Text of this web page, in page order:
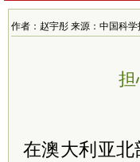
作者：赵宇彤 来源：中国科学
担
在澳大利亚